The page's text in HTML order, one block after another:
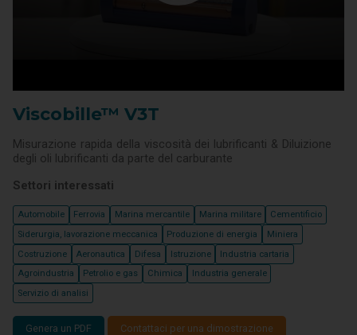
Viscobille™ V3T
Misurazione rapida della viscosità dei lubrificanti & Diluizione
degli oli lubrificanti da parte del carburante
Settori interessati
Automobile Ferrovia Marina mercantile Marina militare
Cementificio
Siderurgia, lavorazione meccanica
Produzione di energia
Miniera
Costruzione
Aeronautica Difesa Istruzione
Industria cartaria
Agroindustria
Petrolio e gas Chimica
Industria generale
Servizio di analisi
Genera un PDF Contattaci per una dimostrazione